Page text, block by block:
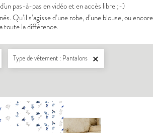
pas-à-pas en vidéo et en accès libre ;-)
s’agisse d’une robe, d’une blouse, ou
toute la différence.
Type de vêtement : Pantalons 